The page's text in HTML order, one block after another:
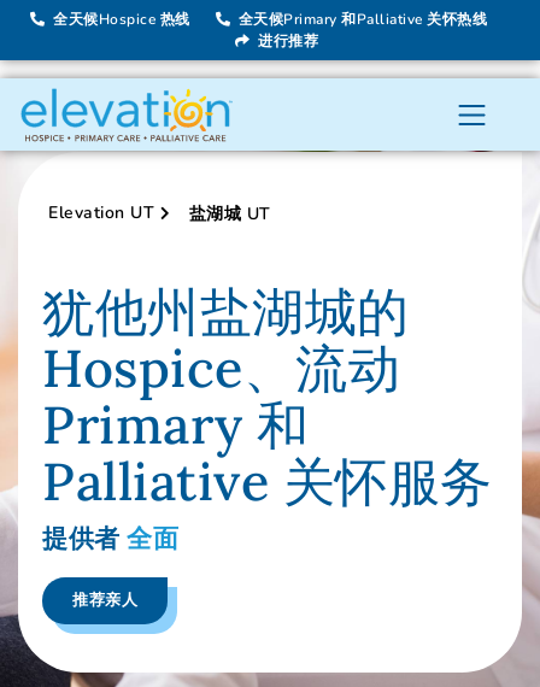
全天候Hospice 热线
全天候Primary 和Palliative 关怀热线
进行推荐
Elevation UT 盐湖城 UT
犹他州盐湖城的
Hospice、流动
Primary 和
Palliative 关怀服务
提供者 全面
推荐亲人